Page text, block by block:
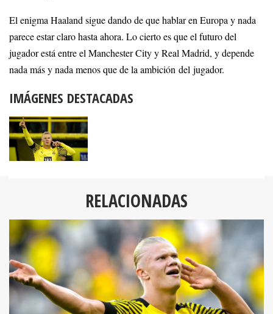
El enigma Haaland sigue dando de que hablar en Europa y nada
parece estar claro hasta ahora. Lo cierto es que el futuro del
jugador está entre el Manchester City y Real Madrid, y depende
nada más y nada menos que de la ambición del jugador.
IMÁGENES DESTACADAS
RELACIONADAS